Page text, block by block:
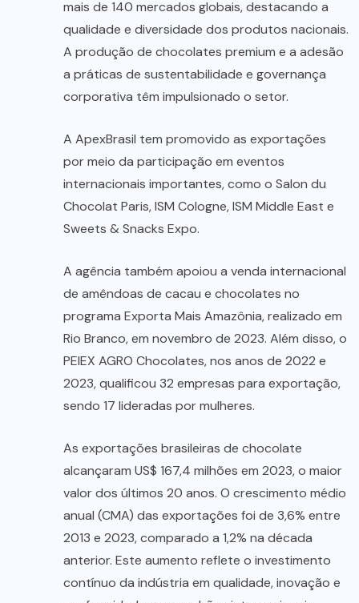
mais de 140 mercados globais, destacando a
qualidade e diversidade dos produtos nacionais.
A produção de chocolates premium e a adesão
a práticas de sustentabilidade e governança
corporativa têm impulsionado o setor.
A ApexBrasil tem promovido as exportações
por meio da participação em eventos
internacionais importantes, como o Salon du
Chocolat Paris, ISM Cologne, ISM Middle East e
Sweets & Snacks Expo.
A agência também apoiou a venda internacional
de amêndoas de cacau e chocolates no
programa Exporta Mais Amazônia, realizado em
Rio Branco, em novembro de 2023. Além disso, o
PEIEX AGRO Chocolates, nos anos de 2022 e
2023, qualificou 32 empresas para exportação,
sendo 17 lideradas por mulheres.
As exportações brasileiras de chocolate
alcançaram US$ 167,4 milhões em 2023, o maior
valor dos últimos 20 anos. O crescimento médio
anual (CMA) das exportações foi de 3,6% entre
2013 e 2023, comparado a 1,2% na década
anterior. Este aumento reflete o investimento
contínuo da indústria em qualidade, inovação e